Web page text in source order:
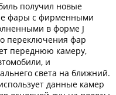
получил новые
фары с фирменными
в форме J
переключения фар
переднюю камеру,
и
света на ближний.
данные камер